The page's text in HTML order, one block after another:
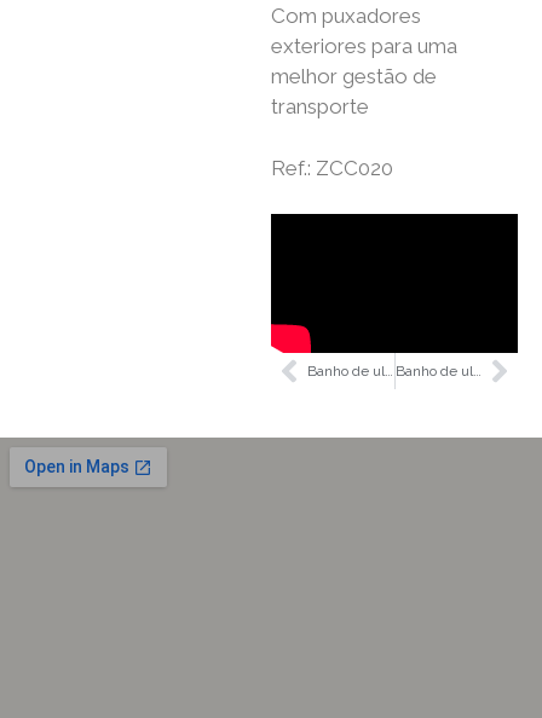
Com puxadores
exteriores para uma
melhor gestão de
transporte
Ref.: ZCC020